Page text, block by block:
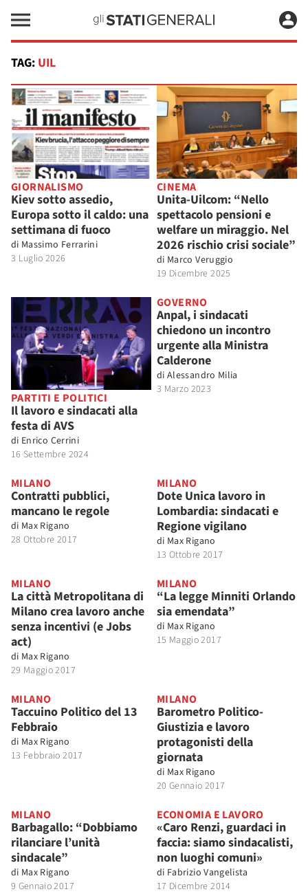
TAG: UIL
GIORNALISMO
Kiev sotto assedio,
Europa sotto il caldo: una
settimana di fuoco
di Massimo Ferrarini
3 Luglio 2026
CINEMA
Unita-Uilcom: “Nello
spettacolo pensioni e
welfare un miraggio. Nel
2026 rischio crisi sociale”
di Marco Veruggio
19 Dicembre 2025
PARTITI E POLITICI
Il lavoro e sindacati alla
festa di AVS
di Enrico Cerrini
16 Settembre 2024
GOVERNO
Anpal, i sindacati
chiedono un incontro
urgente alla Ministra
Calderone
di Alessandro Milia
3 Marzo 2023
MILANO
Contratti pubblici,
mancano le regole
di Max Rigano
28 Ottobre 2017
MILANO
Dote Unica lavoro in
Lombardia: sindacati e
Regione vigilano
di Max Rigano
13 Ottobre 2017
MILANO
La città Metropolitana di
Milano crea lavoro anche
senza incentivi (e Jobs
act)
di Max Rigano
29 Maggio 2017
MILANO
“La legge Minniti Orlando
sia emendata”
di Max Rigano
15 Maggio 2017
MILANO
Taccuino Politico del 13
Febbraio
di Max Rigano
13 Febbraio 2017
MILANO
Barometro Politico-
Giustizia e lavoro
protagonisti della
giornata
di Max Rigano
20 Gennaio 2017
MILANO
Barbagallo: “Dobbiamo
rilanciare l’unità
sindacale”
di Max Rigano
9 Gennaio 2017
ECONOMIA E LAVORO
«Caro Renzi, guardaci in
faccia: siamo sindacalisti,
non luoghi comuni»
di Fabrizio Vangelista
17 Dicembre 2014